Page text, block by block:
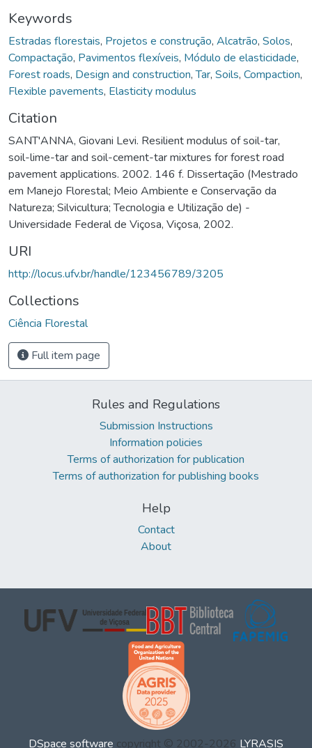
Keywords
Estradas florestais, Projetos e construção, Alcatrão, Solos,
Compactação, Pavimentos flexíveis, Módulo de elasticidade,
Forest roads, Design and construction,Tar, Soils, Compaction,
Flexible pavements, Elasticity modulus
Citation
SANT'ANNA, Giovani Levi. Resilient modulus of soil-tar,
soil-lime-tar and soil-cement-tar mixtures for forest road
pavement applications. 2002. 146 f. Dissertação (Mestrado
em Manejo Florestal; Meio Ambiente e Conservação da
Natureza; Silvicultura; Tecnologia e Utilização de) -
Universidade Federal de Viçosa, Viçosa, 2002.
URI
http://locus.ufv.br/handle/123456789/3205
Collections
Ciência Florestal
Full item page
Rules and Regulations
Submission Instructions
Information policies
Terms of authorization for publication
Terms of authorization for publishing books
Help
Contact
About
DSpace software copyright © 2002-2026 LYRASIS